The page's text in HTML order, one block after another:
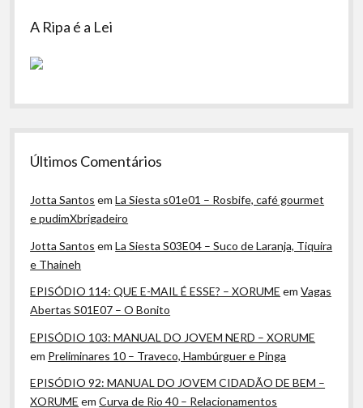
A Ripa é a Lei
Últimos Comentários
Jotta Santos emLa Siesta s01e01 – Rosbife, café gourmet
e pudimXbrigadeiro
Jotta Santos emLa Siesta S03E04 – Suco de Laranja, Tiquira
e Thaineh
EPISÓDIO 114: QUE E-MAIL É ESSE? – XORUME emVagas
Abertas S01E07 – O Bonito
EPISÓDIO 103: MANUAL DO JOVEM NERD – XORUME
em Preliminares 10 – Traveco, Hambúrguer e Pinga
EPISÓDIO 92: MANUAL DO JOVEM CIDADÃO DE BEM –
XORUME emCurva de Rio 40 – Relacionamentos